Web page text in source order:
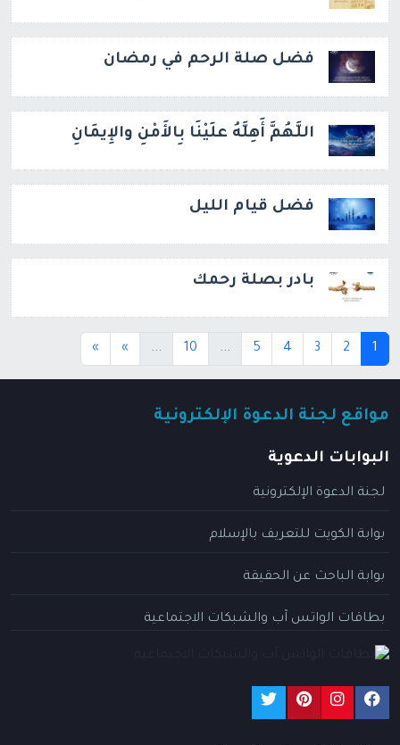
فضل صلة الرحم في رمضان
اللَّهُمَّ أَهِلَّهُ علَيْنَا بِالأَمْنِ والإِيمَانِ
فضل قيام الليل
بادر بصلة رحمك
1
(current)
2
3
4
5
...
10
...
»
»
مواقع لجنة الدعوة الإلكترونية
البوابات الدعوية
لجنة الدعوة الإلكترونية
بوابة الكويت للتعريف بالإسلام
بوابة الباحث عن الحقيقة
بطاقات الواتس آب والشبكات الاجتماعية